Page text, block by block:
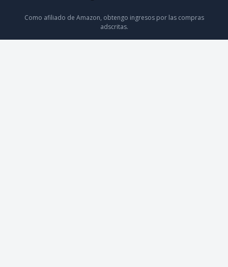
Como afiliado de Amazon, obtengo ingresos por las compras
adscritas.